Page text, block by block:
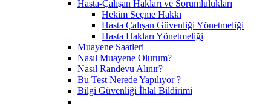
Hasta-Çalışan Hakları ve Sorumlulukları
Hekim Seçme Hakkı
Hasta Çalışan Güvenliği Yönetmeliği
Hasta Hakları Yönetmeliği
Muayene Saatleri
Nasıl Muayene Olurum?
Nasıl Randevu Alınır?
Bu Test Nerede Yapılıyor ?
Bilgi Güvenliği İhlal Bildirimi